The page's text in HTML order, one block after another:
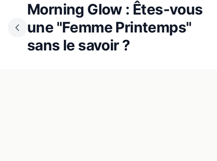
Morning Glow : Êtes-vous
une "Femme Printemps"
sans le savoir ?